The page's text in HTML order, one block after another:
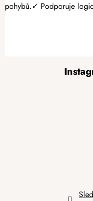
pohybů.✓ Podporuje